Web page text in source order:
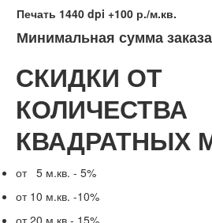
Печать 1440 dpi +100 р./м.кв.
Минимальная сумма
СКИДКИ ОТ
КОЛИЧЕСТВА
КВАДРАТНЫХ
от 5 м.кв. - 5%
от 10 м.кв. -10%
от 20 м.кв.- 15%